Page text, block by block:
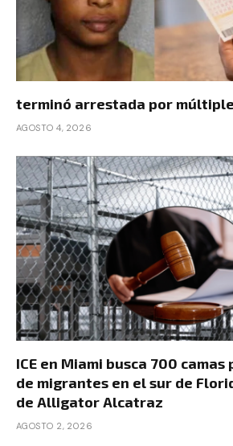
terminó arrestada por
AGOSTO 4, 2026
ICE en Miami busca 700
de migrantes en el sur de
de Alligator Alcatraz
AGOSTO 2, 2026